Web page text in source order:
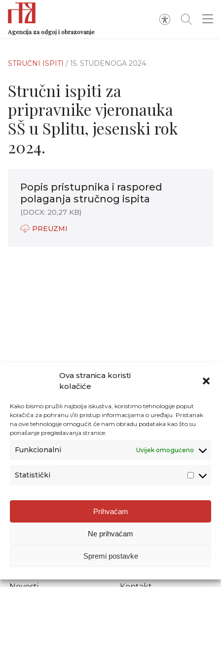
Ova stranica koristi
kolačiće
Kako bismo pružili najbolja iskustva, koristimo tehnologije poput
kolačića za pohranu i/ili pristup informacijama o uređaju. Pristanak
na ove tehnologije omogućit će nam obradu podataka kao što su
ponašanje pregledavanja stranice.
Funkcionalni Uvijek omogućeno
Statistički
Prihvaćam
Ne prihvaćam
Spremi postavke
Agencija za odgoj i obrazovanje
STRUČNI ISPITI / 15. STUDENOGA 2024.
Stručni ispiti za
pripravnike vjeronauka
SŠ u Splitu, jesenski rok
2024.
Popis pristupnika i raspored
polaganja stručnog ispita
(DOCX: 20,27 KB)
PREUZMI
Agencija za odgoj i obrazovanje
Donje Svetice 38, 10000 Zagreb
1778129
Prenošenje sadržaja dopušteno je uz navođenje izvora.
Novosti
Kontakt